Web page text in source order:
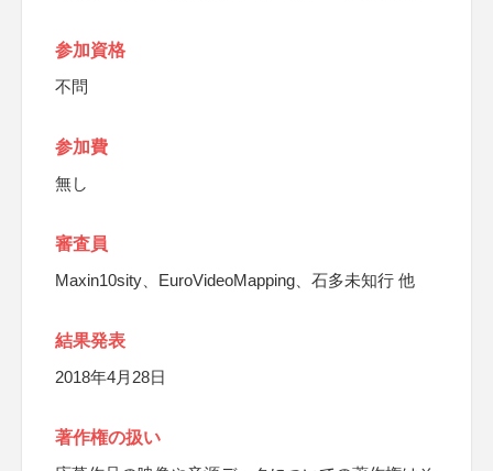
参加資格
不問
参加費
無し
審査員
Maxin10sity、EuroVideoMapping、石多未知行 他
結果発表
2018年4月28日
著作権の扱い